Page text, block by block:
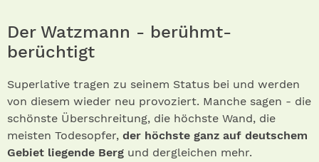
Der Watzmann - berühmt-
berüchtigt
Superlative tragen zu seinem Status bei und werden
von diesem wieder neu provoziert. Manche sagen - die
schönste Überschreitung, die höchste Wand, die
meisten Todesopfer, der höchste ganz auf deutschem
Gebiet liegende Berg und dergleichen mehr.